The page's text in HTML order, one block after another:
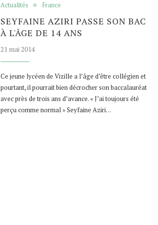
Actualités France
SEYFAINE AZIRI PASSE SON BAC
À L'ÂGE DE 14 ANS
21 mai 2014
Ce jeune lycéen de Vizille a l’âge d’être collégien et
pourtant, il pourrait bien décrocher son baccalauréat
avec près de trois ans d’avance. « J’ai toujours été
perçu comme normal » Seyfaine Aziri…